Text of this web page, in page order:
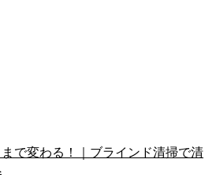
で変わる！｜ブラインド清掃で清